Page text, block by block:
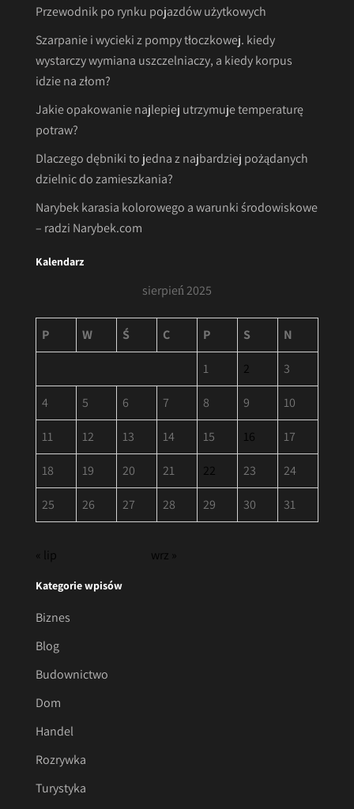
Przewodnik po rynku pojazdów użytkowych
Szarpanie i wycieki z pompy tłoczkowej. kiedy
wystarczy wymiana uszczelniaczy, a kiedy korpus
idzie na złom?
Jakie opakowanie najlepiej utrzymuje temperaturę
potraw?
Dlaczego dębniki to jedna z najbardziej pożądanych
dzielnic do zamieszkania?
Narybek karasia kolorowego a warunki środowiskowe
– radzi Narybek.com
Kalendarz
sierpień 2025
P W Ś C P S N
1 2 3
4 5 6 7 8 9 10
11 12 13 14 15 16 17
18 19 20 21 22 23 24
25 26 27 28 29 30 31
« lip wrz »
Kategorie wpisów
Biznes
Blog
Budownictwo
Dom
Handel
Rozrywka
Turystyka